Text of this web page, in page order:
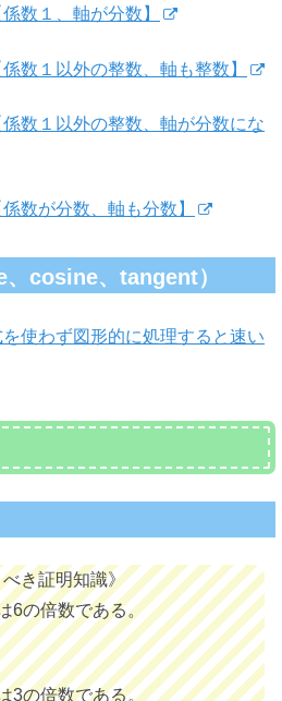
数１、軸が分数】
数１以外の整数、軸も整数】
数１以外の整数、軸が分数にな
数が分数、軸も分数】
cosine、tangent）
使わず図形的に処理すると速い
き証明知識》
6の倍数である。
3の倍数である。